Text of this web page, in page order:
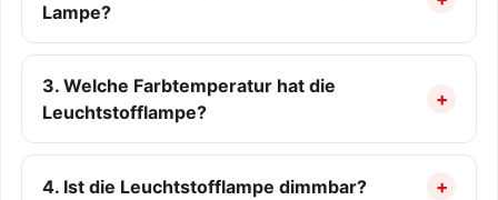
Lampe?
3. Welche Farbtemperatur hat die
Leuchtstofflampe?
4. Ist die Leuchtstofflampe dimmbar?